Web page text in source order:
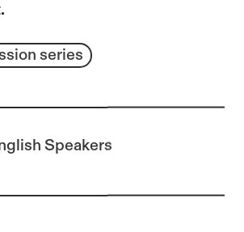
series
Speakers